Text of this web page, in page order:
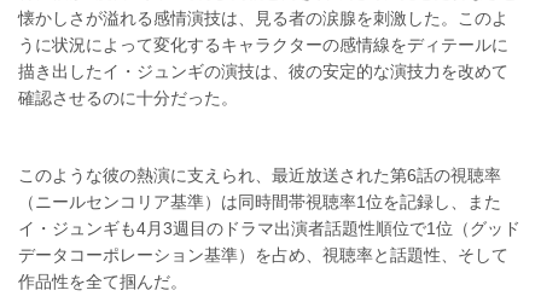
懐かしさが溢れる感情演技は、見る者の涙腺を刺激した。このよ
うに状況によって変化するキャラクターの感情線をディテールに
描き出したイ・ジュンギの演技は、彼の安定的な演技力を改めて
確認させるのに十分だった。
このような彼の熱演に支えられ、最近放送された第6話の視聴率
（ニールセンコリア基準）は同時間帯視聴率1位を記録し、また
イ・ジュンギも4月3週目のドラマ出演者話題性順位で1位（グッド
データコーポレーション基準）を占め、視聴率と話題性、そして
作品性を全て掴んだ。